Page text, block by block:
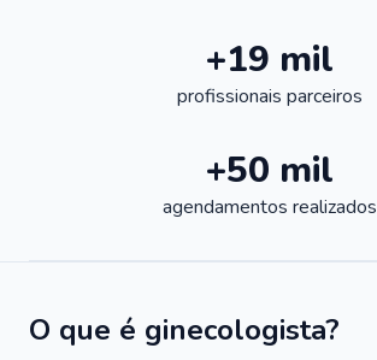
+19 mil
profissionais parceiros
+50 mil
agendamentos realizados
O que é ginecologista?